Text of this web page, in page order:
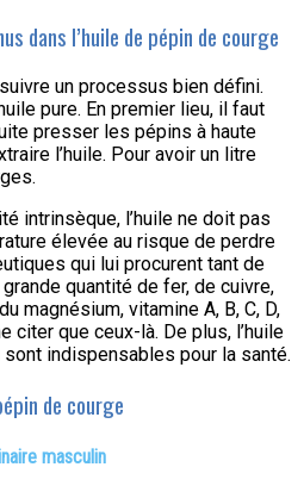
dans l’huile de pépin de courge
un processus bien défini.
pure. En premier lieu, il faut
presser les pépins à haute
l’huile. Pour avoir un litre
intrinsèque, l’huile ne doit pas
élevée au risque de perdre
qui lui procurent tant de
quantité de fer, de cuivre,
magnésium, vitamine A, B, C, D,
citer que ceux-là. De plus, l’huile
indispensables pour la santé.
de courge
masculin